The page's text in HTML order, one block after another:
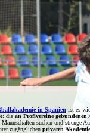
in Spanien ist es
die an Profivereine gebundenen
suchen und strenge
zugänglichen privaten